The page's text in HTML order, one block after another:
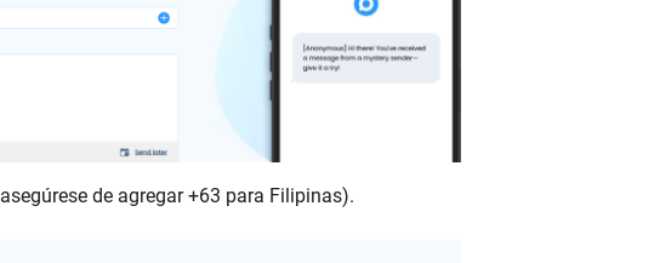
de agregar +63 para Filipinas).